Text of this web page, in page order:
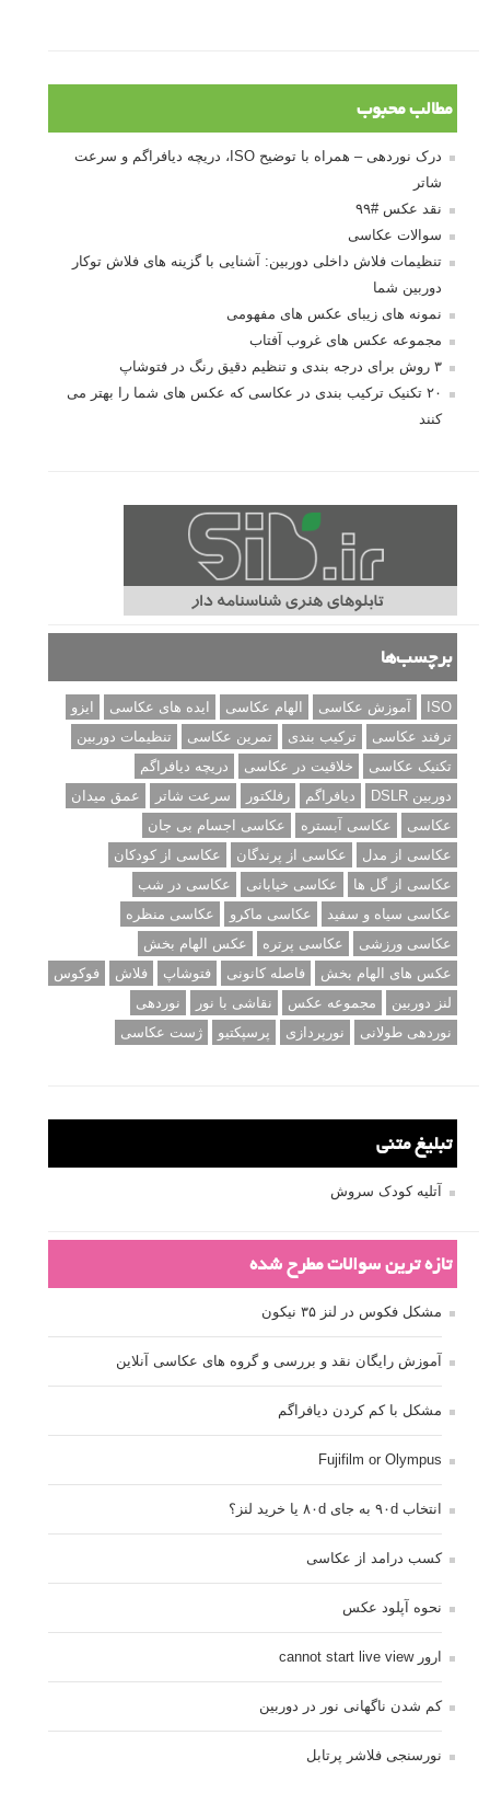
مطالب محبوب
درک نوردهی – همراه با توضیح ISO، دریچه دیافراگم و سرعت
شاتر
نقد عکس #۹۹
سوالات عکاسی
تنظیمات فلاش داخلی دوربین: آشنایی با گزینه های فلاش توکار
دوربین شما
نمونه های زیبای عکس های مفهومی
مجموعه عکس های غروب آفتاب
۳ روش برای درجه بندی و تنظیم دقیق رنگ در فتوشاپ
۲۰ تکنیک ترکیب بندی در عکاسی که عکس های شما را بهتر می
کنند
برچسب‌ها
ISO آموزش عکاسی الهام عکاسی ایده های عکاسی
ایزو
ترفند عکاسی
ترکیب بندی تمرین عکاسی
تنظیمات دوربین
تکنیک عکاسی
خلاقیت در عکاسی
دریچه دیافراگم
دوربین DSLR
دیافراگم رفلکتور سرعت شاتر
عمق میدان
عکاسی
عکاسی آبستره
عکاسی اجسام بی جان
عکاسی از مدل
عکاسی از پرندگان
عکاسی از کودکان
عکاسی از گل ها
عکاسی خیابانی
عکاسی در شب
عکاسی سیاه و سفید
عکاسی ماکرو
عکاسی منظره
عکاسی ورزشی
عکاسی پرتره
عکس الهام بخش
عکس های الهام بخش
فاصله کانونی فتوشاپ فلاش
فوکوس
لنز دوربین
مجموعه عکس نقاشی با نور
نوردهی
نوردهی طولانی
نورپردازی پرسپکتیو ژست عکاسی
تبلیغ متنی
آتلیه کودک سروش
تازه ترین سوالات مطرح شده
مشکل فکوس در لنز ۳۵ نیکون
آموزش رایگان نقد و بررسی و گروه های عکاسی آنلاین
مشکل با کم کردن دیافراگم
Fujifilm or Olympus
انتخاب ۹۰d به جای ۸۰d یا خرید لنز؟
کسب درامد از عکاسی
نحوه آپلود عکس
ارور cannot start live view
کم شدن ناگهانی نور در دوربین
نورسنجی فلاشر پرتابل